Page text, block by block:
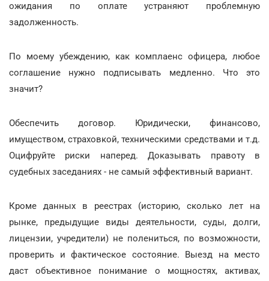
ожидания по оплате устраняют проблемную
задолженность.
По моему убеждению, как комплаенс офицера, любое
соглашение нужно подписывать медленно. Что это
значит?
Обеспечить договор. Юридически, финансово,
имуществом, страховкой, техническими средствами и т.д.
Оцифруйте риски наперед. Доказывать правоту в
судебных заседаниях - не самый эффективный вариант.
Кроме данных в реестрах (историю, сколько лет на
рынке, предыдущие виды деятельности, суды, долги,
лицензии, учредители) не полениться, по возможности,
проверить и фактическое состояние. Выезд на место
даст объективное понимание о мощностях, активах,